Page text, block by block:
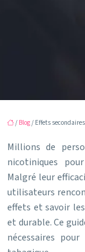
/ Blog/ Effets
Millions de
nicotiniques
Malgré leur
utilisateurs
effets et savoir
et durable. Ce
nécessaires